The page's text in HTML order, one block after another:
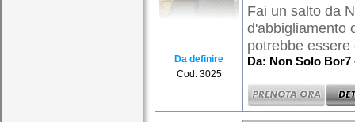
Da definire
Cod: 3025
Fai un salto da
d'abbigliamento
potrebbe essere
Da: Non Solo